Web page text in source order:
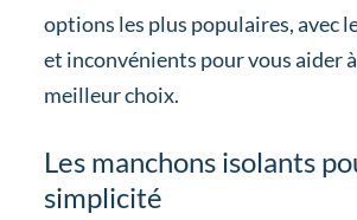
options les plus populaires, avec
et inconvénients pour vous aider
meilleur choix.
Les manchons isolants
simplicité